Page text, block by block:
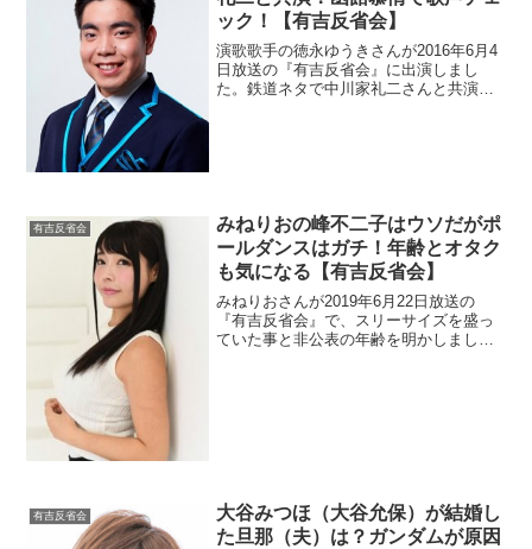
ック！【有吉反省会】
演歌歌手の徳永ゆうきさんが2016年6月4
日放送の『有吉反省会』に出演しまし
た。鉄道ネタで中川家礼二さんと共演し
有吉反省会
みねりおの峰不二子はウソだがポ
ールダンスはガチ！年齢とオタク
も気になる【有吉反省会】
みねりおさんが2019年6月22日放送の
『有吉反省会』で、スリーサイズを盛っ
ていた事と非公表の年齢を明かしまし
有吉反省会
大谷みつほ（大谷允保）が結婚し
た旦那（夫）は？ガンダムが原因